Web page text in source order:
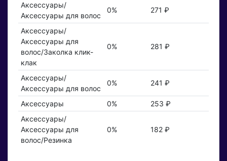
Аксессуары/
Аксессуары для волос
0% 271 ₽
Аксессуары/
Аксессуары для
волос/Заколка клик-
клак
0% 281 ₽
Аксессуары/
Аксессуары для волос
0% 241 ₽
Аксессуары 0%
253 ₽
Аксессуары/
Аксессуары для
волос/Резинка
0% 182 ₽